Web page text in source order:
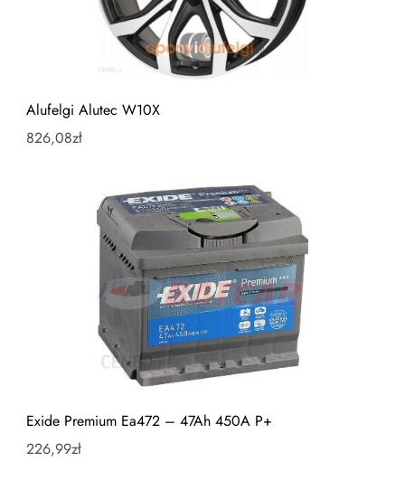
Alufelgi Alutec W10X
826,08zł
Exide Premium Ea472 – 47Ah 450A P+
226,99zł